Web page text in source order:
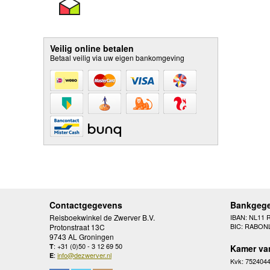
Veilig online betalen
Betaal veilig via uw eigen bankomgeving
Contactgegevens
Reisboekwinkel de Zwerver B.V.
Protonstraat 13C
9743 AL Groningen
T: +31 (0)50 - 3 12 69 50
E: info@dezwerver.nl
IBAN: NL11
BIC:
Kamer
Kvk: